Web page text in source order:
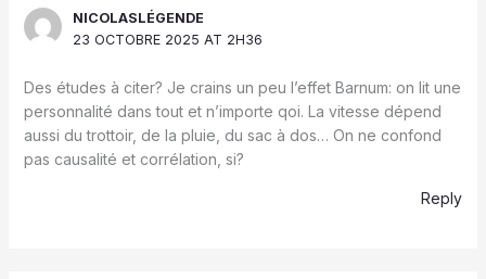
NICOLASLÉGENDE
23 OCTOBRE 2025 AT 2H36
Des études à citer? Je crains un peu l’effet Barnum: on lit une
personnalité dans tout et n’importe qoi. La vitesse dépend
aussi du trottoir, de la pluie, du sac à dos… On ne confond
pas causalité et corrélation, si?
Reply